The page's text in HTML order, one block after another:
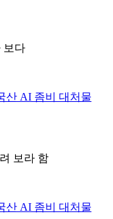
보다
보라 함